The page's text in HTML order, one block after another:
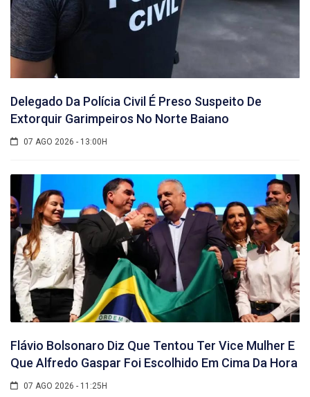
Delegado Da Polícia Civil É Preso Suspeito De
Extorquir Garimpeiros No Norte Baiano
07 AGO 2026 - 13:00H
Flávio Bolsonaro Diz Que Tentou Ter Vice Mulher E
Que Alfredo Gaspar Foi Escolhido Em Cima Da Hora
07 AGO 2026 - 11:25H